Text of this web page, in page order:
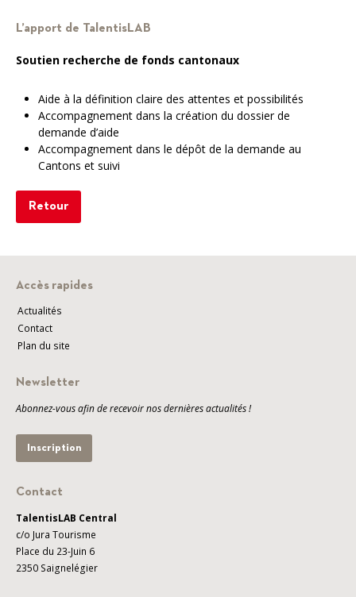
L’apport de TalentisLAB
Soutien recherche de fonds cantonaux
Aide à la définition claire des attentes et possibilités
Accompagnement dans la création du dossier de
demande d’aide
Accompagnement dans le dépôt de la demande au
Cantons et suivi
Retour
Accès rapides
Actualités
Contact
Plan du site
Newsletter
Abonnez-vous afin de recevoir nos dernières actualités !
Inscription
Contact
TalentisLAB Central
c/o Jura Tourisme
Place du 23-Juin 6
2350 Saignelégier